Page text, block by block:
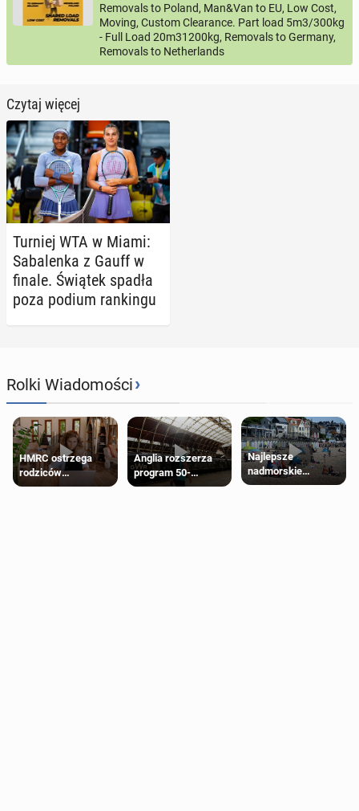
Removals to Poland, Man&Van to EU, Low Cost,
Moving, Custom Clearance. Part load 5m3/300kg
- Full Load 20m31200kg, Removals to Germany,
Removals to Netherlands
Czytaj więcej
Turniej WTA w Miami:
Sa­ba­len­ka z Gauff w
finale. Świątek spadła
poza podium ran­kin­gu
Rolki Wiadomości›
HMRC ostrzega
rodziców
pobierających Child
Anglia rozszerza
program 50-
procentowych
Najlepsze
nadmorskie
miasteczko blisko